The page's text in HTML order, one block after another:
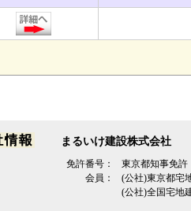
まるいけ建設株式会社
免許番号：
東京都知事免許
会員：
(公社)東京都宅
(公社)全国宅地